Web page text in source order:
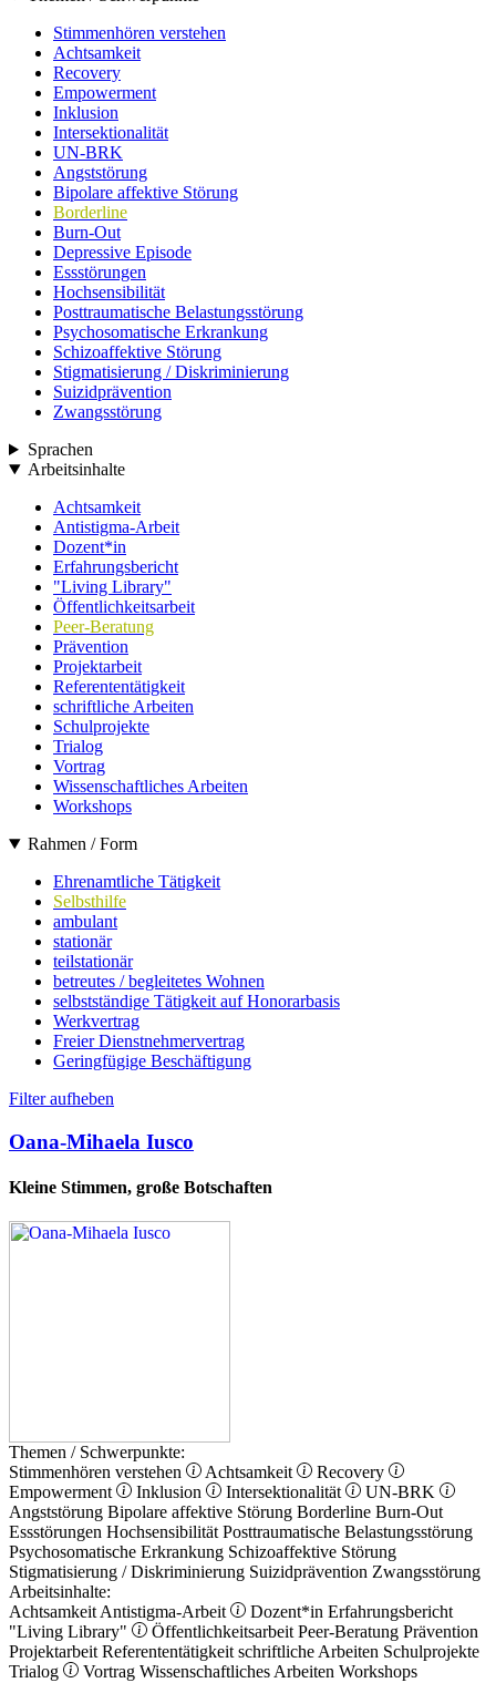
Stimmenhören verstehen
Achtsamkeit
Recovery
Empowerment
Inklusion
Intersektionalität
UN-BRK
Angststörung
Bipolare affektive Störung
Borderline
Burn-Out
Depressive Episode
Essstörungen
Hochsensibilität
Posttraumatische Belastungsstörung
Psychosomatische Erkrankung
Schizoaffektive Störung
Stigmatisierung / Diskriminierung
Suizidprävention
Zwangsstörung
Sprachen
Arbeitsinhalte
Achtsamkeit
Antistigma-Arbeit
Dozent*in
Erfahrungsbericht
"Living Library"
Öffentlichkeitsarbeit
Peer-Beratung
Prävention
Projektarbeit
Referententätigkeit
schriftliche Arbeiten
Schulprojekte
Trialog
Vortrag
Wissenschaftliches Arbeiten
Workshops
Rahmen / Form
Ehrenamtliche Tätigkeit
Selbsthilfe
ambulant
stationär
teilstationär
betreutes / begleitetes Wohnen
selbstständige Tätigkeit auf Honorarbasis
Werkvertrag
Freier Dienstnehmervertrag
Geringfügige Beschäftigung
Filter aufheben
Oana-Mihaela Iusco
Kleine Stimmen, große Botschaften
Themen / Schwerpunkte:
Stimmenhören verstehen
Achtsamkeit
Recovery
Empowerment
Inklusion Intersektionalität
UN-BRK
Angststörung Bipolare affektive Störung Borderline Burn-Out
Essstörungen Hochsensibilität Posttraumatische Belastungsstörung
Psychosomatische Erkrankung Schizoaffektive Störung
Stigmatisierung / Diskriminierung Suizidprävention Zwangsstörung
Arbeitsinhalte:
Achtsamkeit Antistigma-Arbeit Dozent*in Erfahrungsbericht
"Living Library"
Öffentlichkeitsarbeit Peer-Beratung Prävention
Projektarbeit Referententätigkeit schriftliche Arbeiten Schulprojekte
Trialog
Vortrag Wissenschaftliches Arbeiten Workshops